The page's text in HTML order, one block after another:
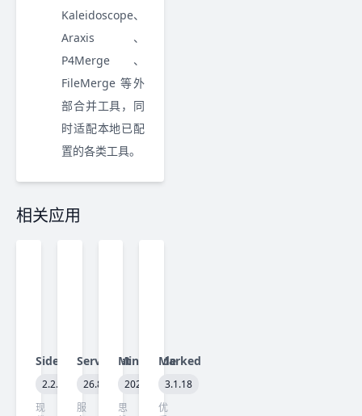
Kaleidoscope、
Araxis、
P4Merge、
FileMerge 等外
部合并工具，同
时适配本地已配
置的各类工具。
相关应用
Sidebar
2.2.2
现
ServerCat
26.8.0
服
MindNode
2026.4.2
思
Marked
3.1.18
优